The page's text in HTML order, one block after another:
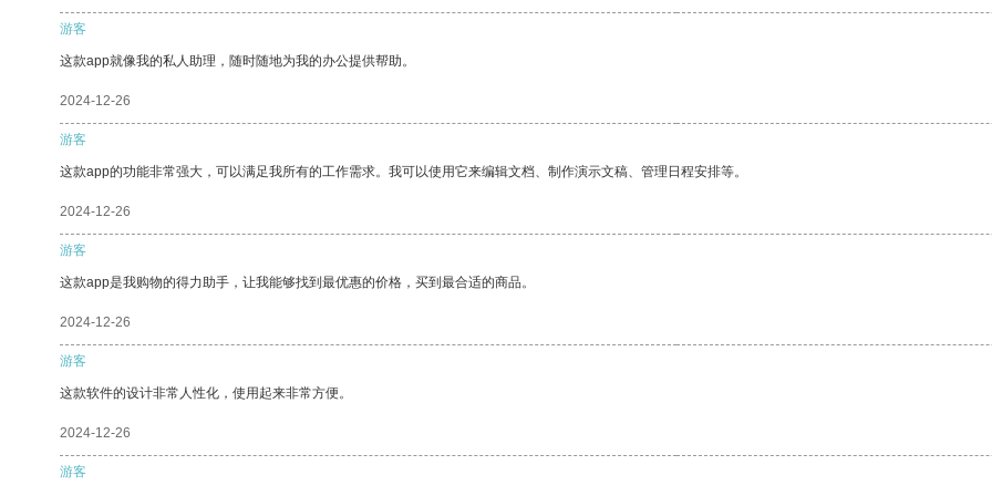
游客
这款app就像我的私人助理，随时随地为我的办公提供帮助。
2024-12-26
游客
这款app的功能非常强大，可以满足我所有的工作需求。我可以使用它来编辑文档、制作演示文稿、管理日程安排等。
2024-12-26
游客
这款app是我购物的得力助手，让我能够找到最优惠的价格，买到最合适的商品。
2024-12-26
游客
这款软件的设计非常人性化，使用起来非常方便。
2024-12-26
游客